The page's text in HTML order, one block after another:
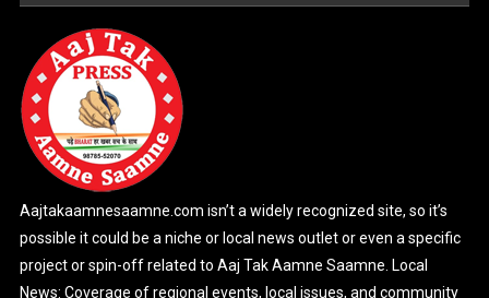
Aajtakaamnesaamne.com isn’t a widely recognized site, so it’s
possible it could be a niche or local news outlet or even a specific
project or spin-off related to Aaj Tak Aamne Saamne. Local
News: Coverage of regional events, local issues, and community